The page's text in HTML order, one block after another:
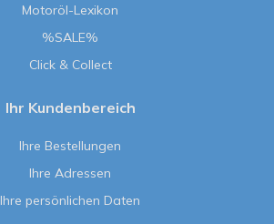
Motoröl-Lexikon
%SALE%
Click & Collect
Ihr Kundenbereich
Ihre Bestellungen
Ihre Adressen
Ihre persönlichen Daten